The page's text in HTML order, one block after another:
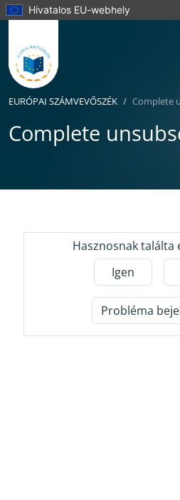
Hivatalos EU-webhely
EURÓPAI SZÁMVEVŐSZÉK Complete
Complete
Hasznosnak találta
Igen
Probléma